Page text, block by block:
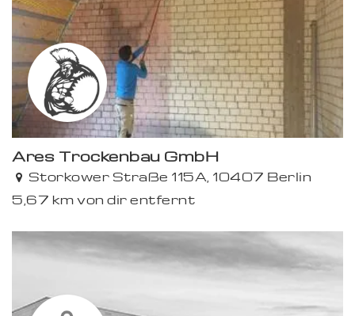
Ares Trockenbau GmbH
Storkower Straße 115A, 10407 Berlin
5,67 km von dir entfernt